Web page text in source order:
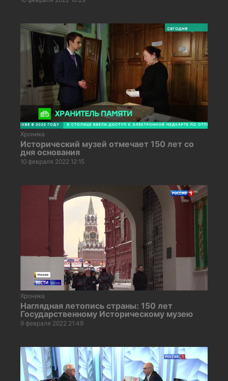
Хроника
Исторический музей отмечает 150 лет со
дня основания
10 февраля 2022 12:15
Хроника
Наглядная летопись страны: 150 лет
Государственному Историческому музею
9 февраля 2022 21:49